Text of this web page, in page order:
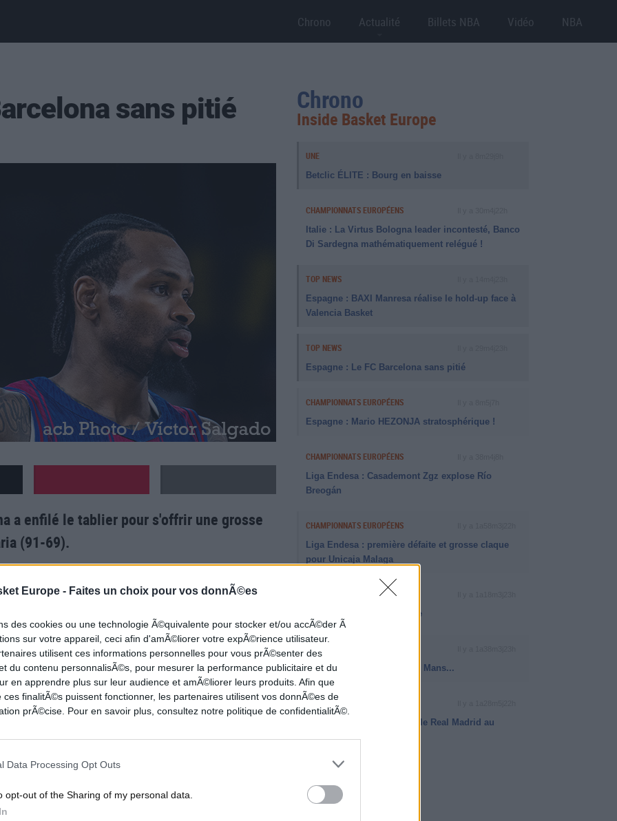
Europe - Faites un choix pour vos donnÃ©es
des cookies ou une technologie Ã©quivalente pour stocker et/ou accÃ©der Ã
sur votre appareil, ceci afin d'amÃ©liorer votre expÃ©rience utilisateur.
utilisent ces informations personnelles pour vous prÃ©senter des
du contenu personnalisÃ©s, pour mesurer la performance publicitaire et du
en apprendre plus sur leur audience et amÃ©liorer leurs produits. Afin que
ces finalitÃ©s puissent fonctionner, les partenaires utilisent vos donnÃ©es de
prÃ©cise. Pour en savoir plus, consultez notre politique de confidentialitÃ©.
Data Processing Opt Outs
opt-out of the Sharing of my personal data.
Chrono Actualité Billets NBA Vidéo NBA
sans pitié
a enfilé le tablier pour s'offrir une grosse
(91-69).
pts deKevin PUNTER) le FC Barcelone va se
moitié du premier quart (13-16). Ce sera la seule
parler son talent et remettre les pendules à
laisser la moindre chance à leurs adversaires.
plus difficile pour les visiteurs qui vont
mène alors de 23 pts (59-36) et peut dérouler
Youssoupha FALL
14 pts - 19 de notation. Pour Gran
Chrono
Inside Basket Europe
UNE
Betclic ÉLITE : Bourg en baisse
CHAMPIONNATS EUROPÉENS
Italie : La Virtus Bologna leader incontesté, Banco
Di Sardegna mathématiquement relégué !
TOP NEWS
Espagne : BAXI Manresa réalise le hold-up face à
Valencia Basket
TOP NEWS
Espagne : Le FC Barcelona sans pitié
CHAMPIONNATS EUROPÉENS
Espagne : Mario HEZONJA stratosphérique !
CHAMPIONNATS EUROPÉENS
Liga Endesa : Casademont Zgz explose Río
Breogán
CHAMPIONNATS EUROPÉENS
Liga Endesa : première défaite et grosse claque
pour Unicaja Malaga
RÉCAP BETCLIC ELITE
Le SQBB renverse Nanterre
RÉCAP BETCLIC ELITE
La JDA Dijon à plat face au Mans...
EUROLEAGUE
Le Maccabi Tel-Aviv étrille le Real Madrid au
buzzer